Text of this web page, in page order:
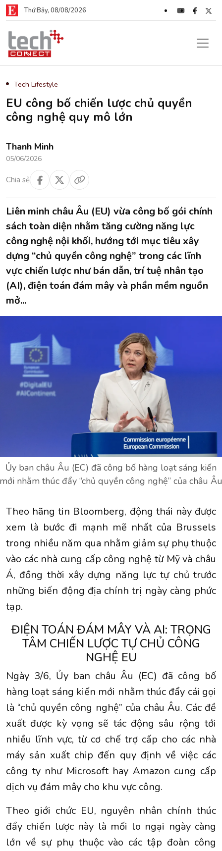
Thứ Bảy, 08/08/2026
Tech Lifestyle
EU công bố chiến lược chủ quyền
công nghệ quy mô lớn
Thanh Minh
05/06/2026
Chia sẻ
Liên minh châu Âu (EU) vừa công bố gói chính
sách toàn diện nhằm tăng cường năng lực
công nghệ nội khối, hướng tới mục tiêu xây
dựng “chủ quyền công nghệ” trong các lĩnh
vực chiến lược như bán dẫn, trí tuệ nhân tạo
(AI), điện toán đám mây và phần mềm nguồn
mở...
Ủy ban châu Âu (EC) đã công bố hàng loạt sáng kiến
mới nhằm thúc đẩy “chủ quyền công nghệ” của châu Âu
Theo hãng tin Bloomberg, động thái này được
xem là bước đi mạnh mẽ nhất của Brussels
trong nhiều năm qua nhằm giảm sự phụ thuộc
vào các nhà cung cấp công nghệ từ Mỹ và châu
Á, đồng thời xây dựng năng lực tự chủ trước
những biến động địa chính trị ngày càng phức
tạp.
ĐIỆN TOÁN ĐÁM MÂY VÀ AI: TRỌNG
TÂM CHIẾN LƯỢC TỰ CHỦ CÔNG
NGHỆ EU
Ngày 3/6, Ủy ban châu Âu (EC) đã công bố
hàng loạt sáng kiến mới nhằm thúc đẩy cái gọi
là “chủ quyền công nghệ” của châu Âu. Các đề
xuất được kỳ vọng sẽ tác động sâu rộng tới
nhiều lĩnh vực, từ cơ chế trợ cấp cho các nhà
máy sản xuất chip đến quy định về việc các
công ty như Microsoft hay Amazon cung cấp
dịch vụ đám mây cho khu vực công.
Theo giới chức EU, nguyên nhân chính thúc
đẩy chiến lược này là mối lo ngại ngày càng
lớn về sự phụ thuộc vào các tập đoàn công